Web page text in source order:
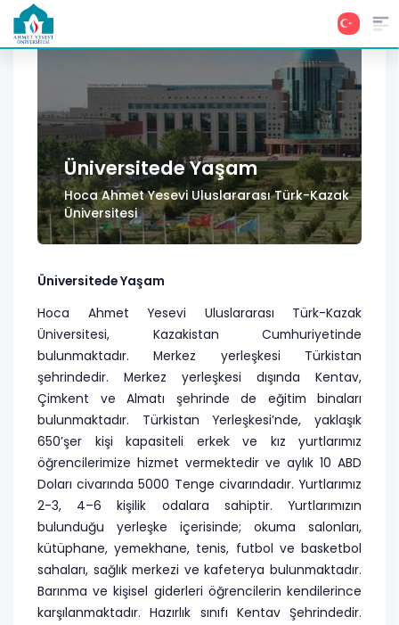
Üniversitede Yaşam
Hoca Ahmet Yesevi Uluslararası Türk-Kazak
Üniversitesi
Üniversitede Yaşam
Hoca Ahmet Yesevi Uluslararası Türk-Kazak
Üniversitesi, Kazakistan Cumhuriyetinde
bulunmaktadır. Merkez yerleşkesi Türkistan
şehrindedir. Merkez yerleşkesi dışında Kentav,
Çimkent ve Almatı şehrinde de eğitim binaları
bulunmaktadır. Türkistan Yerleşkesi’nde, yaklaşık
650’şer kişi kapasiteli erkek ve kız yurtlarımız
öğrencilerimize hizmet vermektedir ve aylık 10 ABD
Doları civarında 5000 Tenge civarındadır. Yurtlarımız
2-3, 4–6 kişilik odalara sahiptir. Yurtlarımızın
bulunduğu yerleşke içerisinde; okuma salonları,
kütüphane, yemekhane, tenis, futbol ve basketbol
sahaları, sağlık merkezi ve kafeterya bulunmaktadır.
Barınma ve kişisel giderleri öğrencilerin kendilerince
karşılanmaktadır. Hazırlık sınıfı Kentav Şehrindedir.